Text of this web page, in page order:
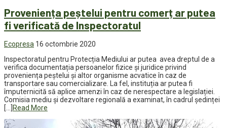
Proveniența peștelui pentru comerț ar putea
fi verificată de Inspectoratul
Ecopresa 16 octombrie 2020
Inspectoratul pentru Protecția Mediului ar putea avea dreptul de a
verifica documentația persoanelor fizice și juridice privind
proveniența peștelui și altor organisme acvatice în caz de
transportare sau comercializare. La fel, instituția ar putea fi
împuternicită să aplice amenzi în caz de nerespectare a legislației.
Comisia mediu și dezvoltare regională a examinat, în cadrul ședinței
[…]
Read More